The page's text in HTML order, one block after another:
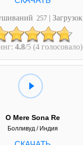
257 | Загрузок
4.8/5 (4 голосовало)
O Mere Sona Re
Болливуд / Индия